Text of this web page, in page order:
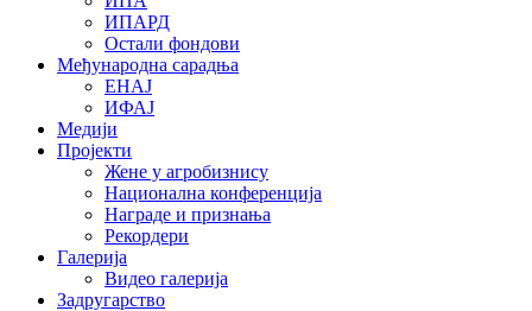
ИПАРД
Остали фондови
Међународна сарадња
ЕНАЈ
ИФАЈ
Медији
Пројекти
Жене у агробизнису
Национална конференција
Награде и признања
Рекордери
Галерија
Видео галерија
Задругарство